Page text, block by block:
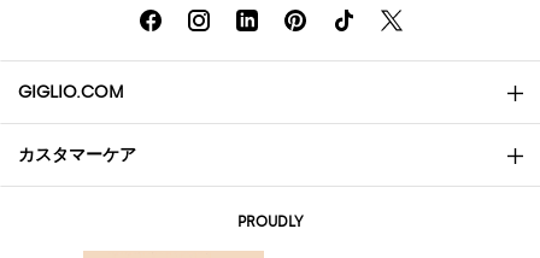
GIGLIO.COM
会社概要
カスタマーケア
PROUDLY